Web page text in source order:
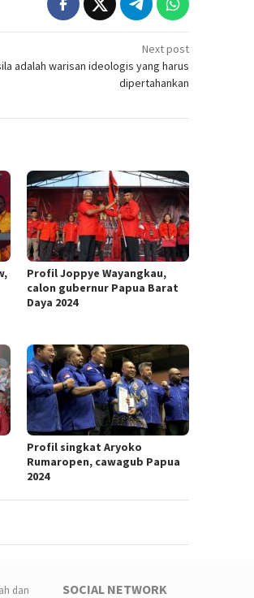
Next post
adalah warisan ideologis yang harus
dipertahankan
Profil Joppye Wayangkau,
calon gubernur Papua Barat
Daya 2024
Profil singkat Aryoko
Rumaropen, cawagub Papua
2024
SOCIAL NETWORK